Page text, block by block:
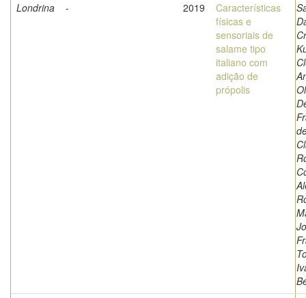
Londrina
- 2019
Características
físicas e
sensoriais de
salame tipo
italiano com
adição de
própolis